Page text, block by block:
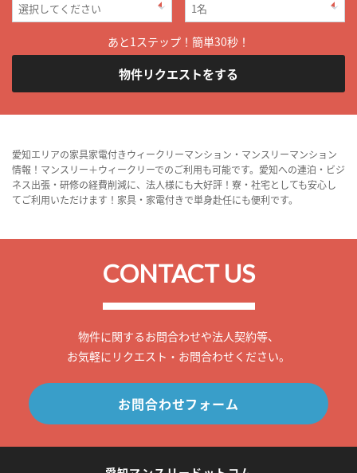
あと1ステップ！簡単30秒！
物件リクエストをする
愛知エリアの家具家電付きウィークリーマンション・マンスリーマンション
情報！マンスリー＋ウィークリーでのご利用も可能です。愛知への連泊・ビジ
ネス出張・研修の経費削減に、法人様にも大好評！寮・社宅としても安心し
てご利用いただけます！家具・家電付きで単身赴任にも便利です。
CONTACT US
物件に関するお問合わせや法人契約等、
お気軽にリクエスト・お問合わせください。
お問合わせフォーム